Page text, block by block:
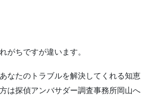
がちですが違います。
なたのトラブルを解決してくれる知恵
は探偵アンバサダー調査事務所岡山へ